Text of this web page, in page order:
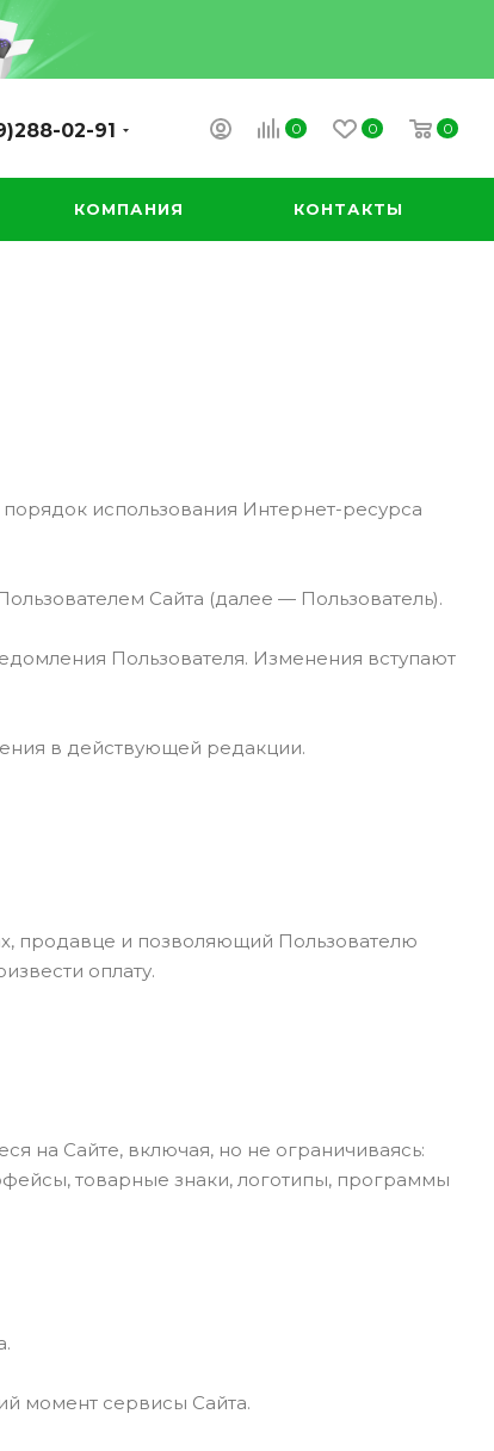
0 0 0
02-91
КОМПАНИЯ КОНТАКТЫ
использования Интернет-ресурса
Сайта (далее — Пользователь).
Пользователя. Изменения вступают
в действующей редакции.
продавце и позволяющий Пользователю
оплату.
на Сайте, включая, но не ограничиваясь:
товарные знаки, логотипы, программы
момент сервисы Сайта.